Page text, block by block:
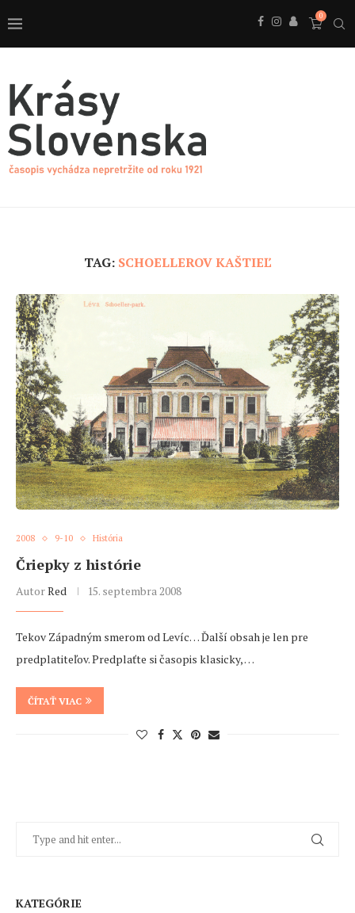
0
TAG: SCHOELLEROV KAŠTIEĽ
2008 9-10 História
Čriepky z histórie
AutorRed 15. septembra 2008
Tekov Západným smerom od Levíc… Ďalší obsah je len pre
predplatiteľov. Predplaťte si časopis klasicky, …
ČÍTAŤ VIAC
KATEGÓRIE